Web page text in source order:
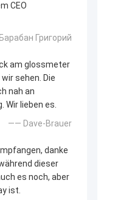
CEO
Григорий
am glossmeter
sehen. Die
nah an
Wir lieben es.
—— Dave-Brauer
danke
dieser
es noch, aber
ist.